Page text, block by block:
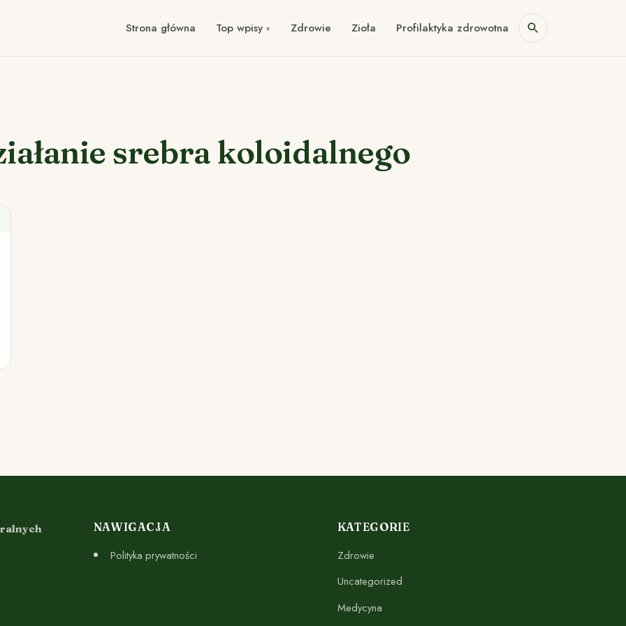
Strona główna Top wpisy Zdrowie Zioła Profilaktyka zdrowotna
srebra koloidalnego
NAWIGACJA
Polityka prywatności
KATEGORIE
Zdrowie
Uncategorized
Medycyna